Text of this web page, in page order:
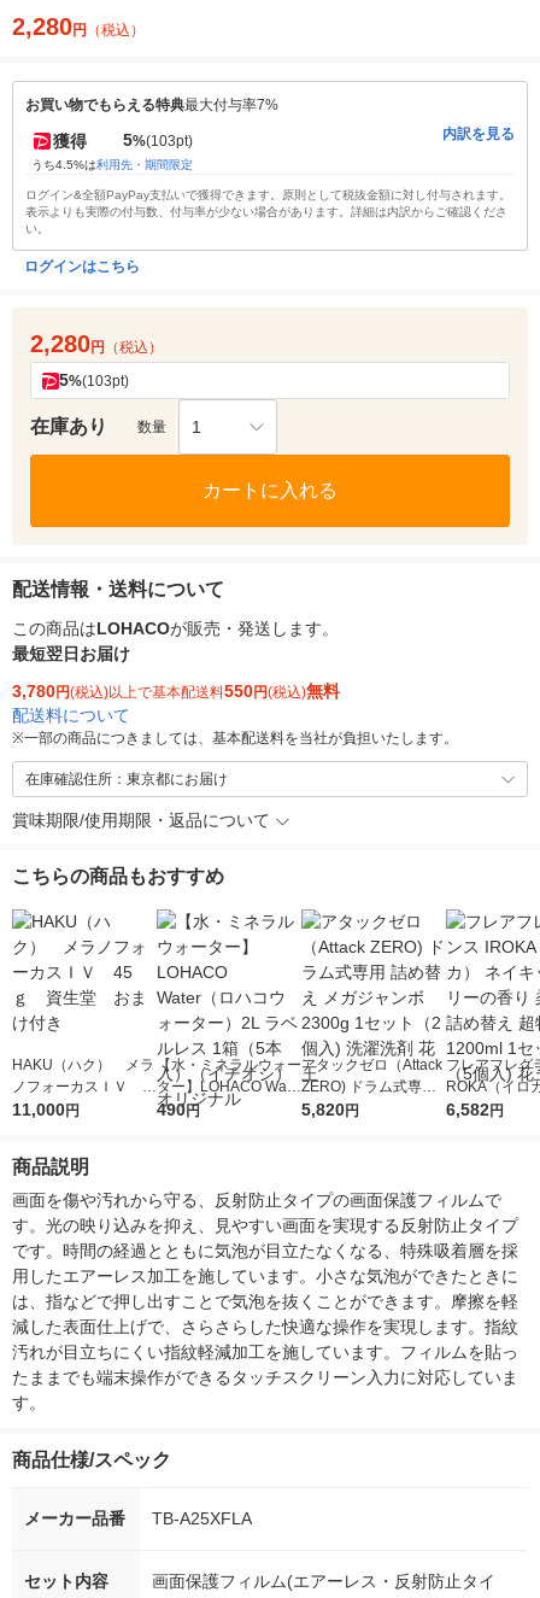
2,280円 （税込）
お買い物でもらえる特典最大付与率7%
獲得 5%(103pt)
うち4.5%は利用先・期間限定
内訳を見る
ログイン&全額PayPay支払いで獲得できます。原則として税抜金額に対し付与されます。
表示よりも実際の付与数、付与率が少ない場合があります。詳細は内訳からご確認くださ
い。
ログインはこちら
2,280円 （税込）
5%(103pt)
在庫あり 数量 1
カートに入れる
配送情報・送料について
この商品はLOHACOが販売・発送します。
最短翌日お届け
3,780円(税込)以上で基本配送料550円(税込)無料
配送料について
※一部の商品につきましては、基本配送料を当社が負担いたします。
在庫確認住所：東京都にお届け
賞味期限/使用期限・返品について
こちらの商品もおすすめ
HAKU（ハク） メラ
ノフォーカスＩＶ 4
5ｇ 資生堂 おまけ
11,000円
【水・ミネラルウォー
ター】LOHACO Wate
r（ロハコウォータ
490円
アタックゼロ（Attack
ZERO) ドラム式専用
詰め替え メガジャン
5,820円
フレアフレグ
ROKA（イロ
イキッドリリ
6,582円
商品説明
画面を傷や汚れから守る、反射防止タイプの画面保護フィルムで
す。光の映り込みを抑え、見やすい画面を実現する反射防止タイプ
です。時間の経過とともに気泡が目立たなくなる、特殊吸着層を採
用したエアーレス加工を施しています。小さな気泡ができたときに
は、指などで押し出すことで気泡を抜くことができます。摩擦を軽
減した表面仕上げで、さらさらした快適な操作を実現します。指紋
汚れが目立ちにくい指紋軽減加工を施しています。フィルムを貼っ
たままでも端末操作ができるタッチスクリーン入力に対応していま
す。
商品仕様/スペック
メーカー品番 TB-A25XFLA
セット内容
画面保護フィルム(エアーレス・反射防止タイ